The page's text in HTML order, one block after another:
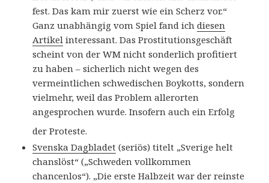
fest. Das kam mir zuerst wie ein Scherz vor.“
Ganz unabhängig vom Spiel fand ichdiesen
Artikel interessant. Das Prostitutionsgeschäft
scheint von der WM nicht sonderlich profitiert
zu haben – sicherlich nicht wegen des
vermeintlichen schwedischen Boykotts, sondern
vielmehr, weil das Problem allerorten
angesprochen wurde. Insofern auch ein Erfolg
der Proteste.
Svenska Dagbladet (seriös) titelt „Sverige helt
chanslöst“ („Schweden vollkommen
chancenlos“). „Die erste Halbzeit war der reinste